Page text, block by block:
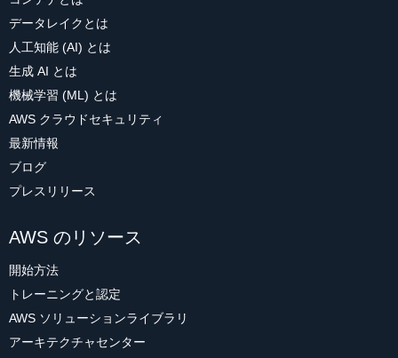
データレイクとは
人工知能 (AI) とは
生成 AI とは
機械学習 (ML) とは
AWS クラウドセキュリティ
最新情報
ブログ
プレスリリース
AWS のリソース
開始方法
トレーニングと認定
AWS ソリューションライブラリ
アーキテクチャセンター